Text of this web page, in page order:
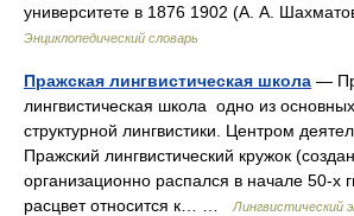
университете в 1876 1902 (А. А.
Энциклопедический словарь
Пражская лингвистическая школа —
лингвистическая школа одно из
структурной лингвистики. Центром
Пражский лингвистический кружок
организационно распался в начале 50‑х
расцвет относится к… …
Лингвистический